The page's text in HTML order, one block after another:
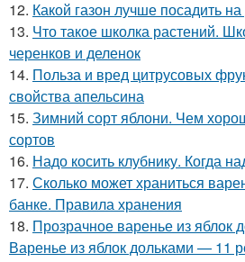
12. Какой газон лучше посадить
13. Что такое школка растений.
черенков и деленок
14. Польза и вред цитрусовых
свойства апельсина
15. Зимний сорт яблони. Чем
сортов
16. Надо косить клубнику. Когда
17. Сколько может храниться
банке. Правила хранения
18. Прозрачное варенье из яблок
Варенье из яблок дольками — 11